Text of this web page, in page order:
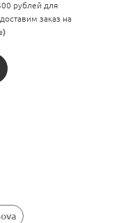
рублей для
заказ на